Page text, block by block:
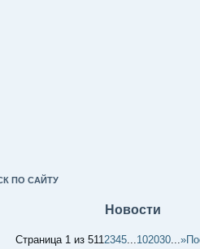
ПО САЙТУ
Новости
Страница 1 из 5112345...102030...»